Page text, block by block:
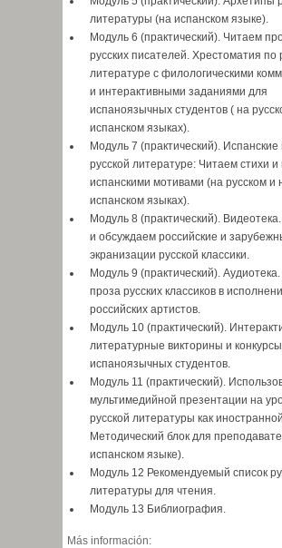
литературы (на испанском языке).
Модуль 6 (практический). Читаем
русских писателей. Хрестоматия по
литературе с филологическими
и интерактивными заданиями для
испаноязычных студентов ( на
испанском языках).
Модуль 7 (практический).
русской литературе: Читаем стихи и
испанскими мотивами (на русском и
испанском языках).
Модуль 8 (практический).
и обсуждаем российские и
экранизации русской классики.
Модуль 9 (практический).
проза русских классиков в
российских артистов.
Модуль 10 (практический).
литературные викторины и
испаноязычных студентов.
Модуль 11 (практический).
мультимедийной презентации на
русской литературы как иностранной.
Методический блок для
испанском языке).
Модуль 12 Рекомендуемый список
литературы для чтения.
Модуль 13 Библиография.
Más información: